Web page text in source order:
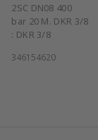
2SC DN08 400
bar 20 M. DKR 3/8
: DKR 3/8
346154620